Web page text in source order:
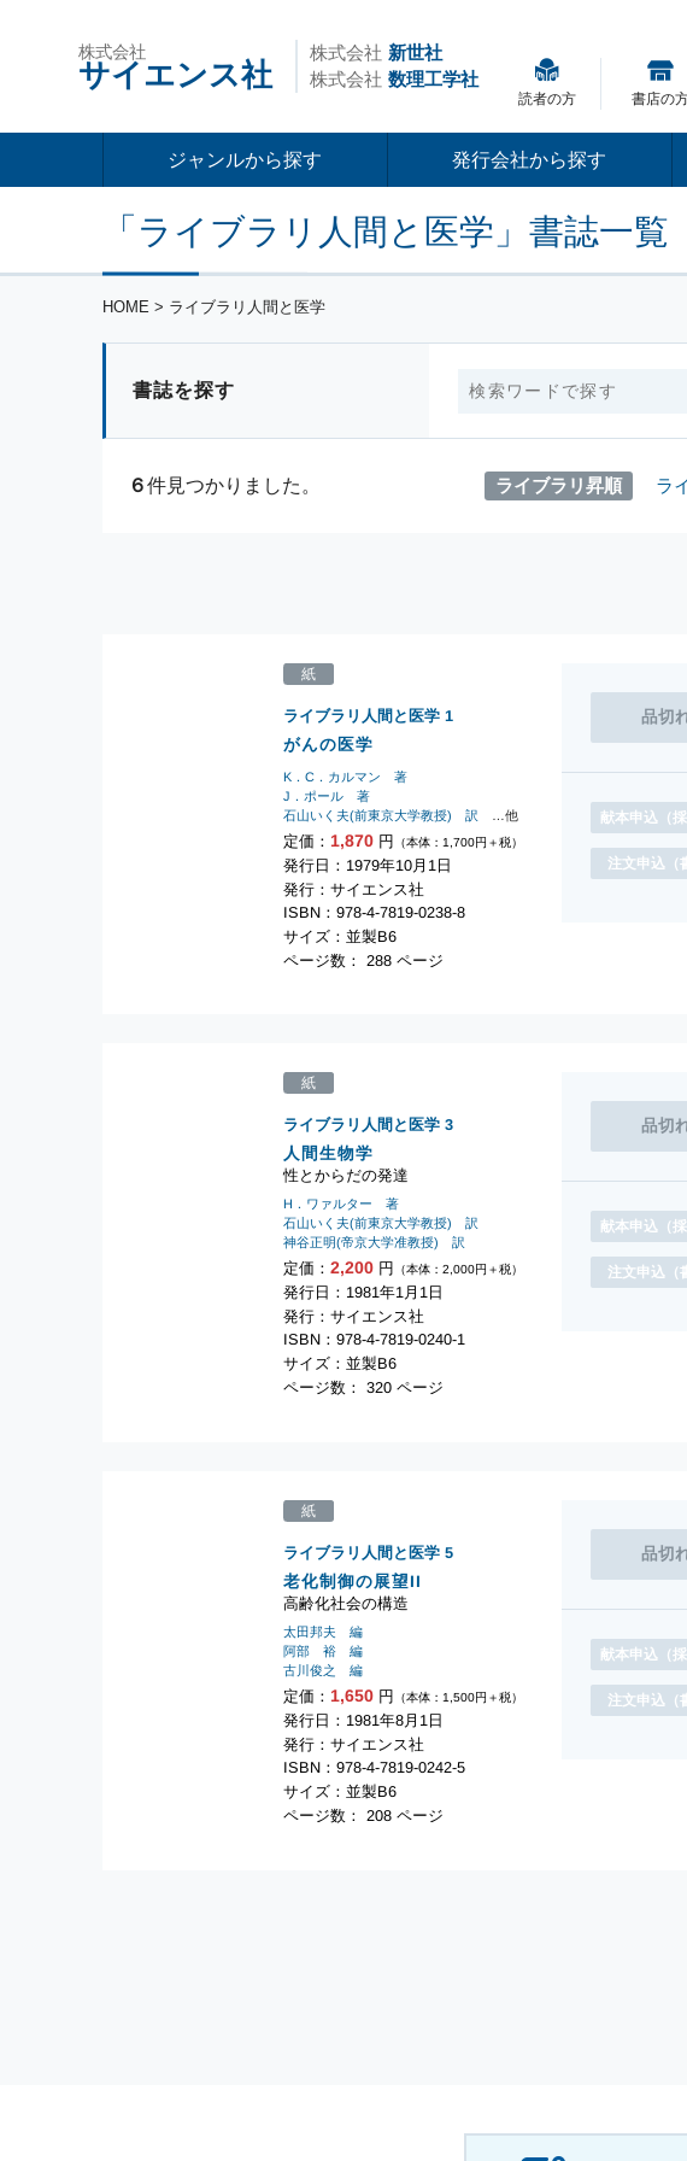
株式会社
サイエンス社
株式会社 新世社
株式会社 数理工学社
読者の方 書店の
ジャンルから探す 発行会社から探す
「ライブラリ人間と医学」書誌一覧
HOME > ライブラリ人間と医学
書誌を探す
６件見つかりました。 ライブラリ昇順 ラ
がんの医学
ライブラリ人間と医学 1
K．C．カルマン 著
J．ポール 著
石山いく夫(前東京大学教授) 訳 …他
定価： 1,870円 （本体：1,700円＋税）
紙
発行日：1979年10月1日
発行：サイエンス社
ISBN：978-4-7819-0238-8
サイズ：並製B6
ページ数： 288 ページ
献本申込 （
注文申込 （
人間生物学
性とからだの発達
ライブラリ人間と医学 3
H．ワァルター 著
石山いく夫(前東京大学教授) 訳
神谷正明(帝京大学准教授) 訳
定価： 2,200円 （本体：2,000円＋税）
紙
発行日：1981年1月1日
発行：サイエンス社
ISBN：978-4-7819-0240-1
サイズ：並製B6
ページ数： 320 ページ
献本申込 （
注文申込 （
老化制御の展望II
高齢化社会の構造
ライブラリ人間と医学 5
太田邦夫 編
阿部 裕 編
古川俊之 編
定価： 1,650円 （本体：1,500円＋税）
紙
発行日：1981年8月1日
発行：サイエンス社
ISBN：978-4-7819-0242-5
サイズ：並製B6
ページ数： 208 ページ
献本申込 （
注文申込 （